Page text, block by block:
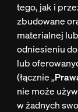
tego, jak i
zbudowane
materialnej
odniesieniu
lub
(łącznie „
nie może
w żadnych